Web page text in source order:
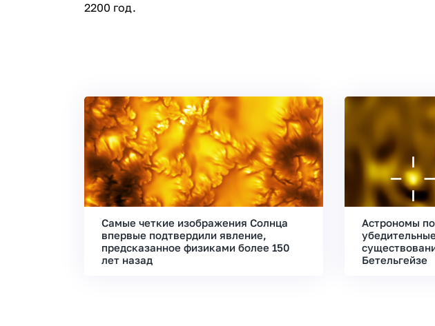
2200 год.
Самые четкие изображения Солнца
впервые подтвердили явление,
предсказанное физиками более 150
лет назад
Астрономы
Бетельгейзе